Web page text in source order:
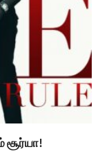
சூர்யா!